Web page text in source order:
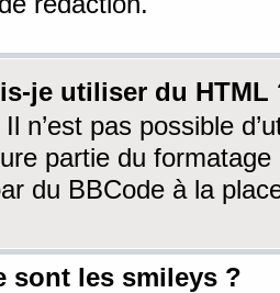
je utiliser du HTML
Il n’est pas possible
partie du
du BBCode à la
sont les smileys ?